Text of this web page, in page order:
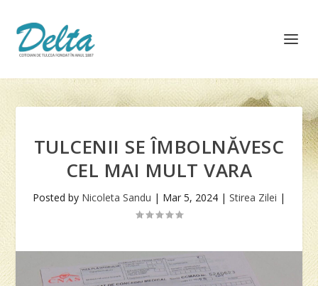
TULCENII SE ÎMBOLNĂVESC
CEL MAI MULT VARA
Posted by Nicoleta Sandu | Mar 5, 2024 | Stirea Zilei |